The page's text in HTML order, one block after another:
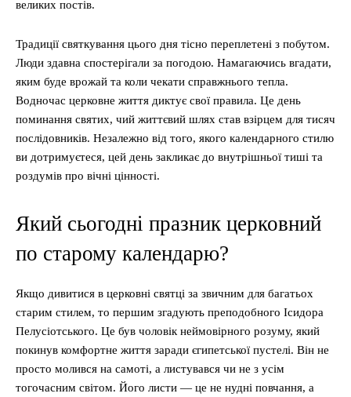
великих постів.
Традиції святкування цього дня тісно переплетені з побутом.
Люди здавна спостерігали за погодою. Намагаючись вгадати,
яким буде врожай та коли чекати справжнього тепла.
Водночас церковне життя диктує свої правила. Це день
поминання святих, чий життєвий шлях став взірцем для тисяч
послідовників. Незалежно від того, якого календарного стилю
ви дотримуєтеся, цей день закликає до внутрішньої тиші та
роздумів про вічні цінності.
Який сьогодні празник церковний
по старому календарю?
Якщо дивитися в церковні святці за звичним для багатьох
старим стилем, то першим згадують преподобного Ісидора
Пелусіотського. Це був чоловік неймовірного розуму, який
покинув комфортне життя заради єгипетської пустелі. Він не
просто молився на самоті, а листувався чи не з усім
тогочасним світом. Його листи — це не нудні повчання, а